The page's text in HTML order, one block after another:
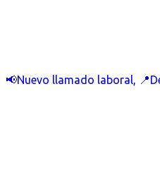
📢Nuevo llamado laboral,